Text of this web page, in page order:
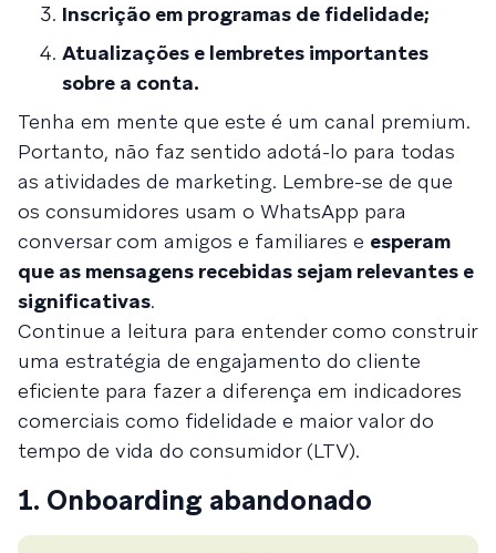
Inscrição em programas de fidelidade;
Atualizações e lembretes importantes
sobre a conta.
Tenha em mente que este é um canal premium.
Portanto, não faz sentido adotá-lo para todas
as atividades de marketing. Lembre-se de que
os consumidores usam o WhatsApp para
conversar com amigos e familiares e esperam
que as mensagens recebidas sejam relevantes e
significativas.
Continue a leitura para entender como construir
uma estratégia de engajamento do cliente
eficiente para fazer a diferença em indicadores
comerciais como fidelidade e maior valor do
tempo de vida do consumidor (LTV).
1. Onboarding abandonado